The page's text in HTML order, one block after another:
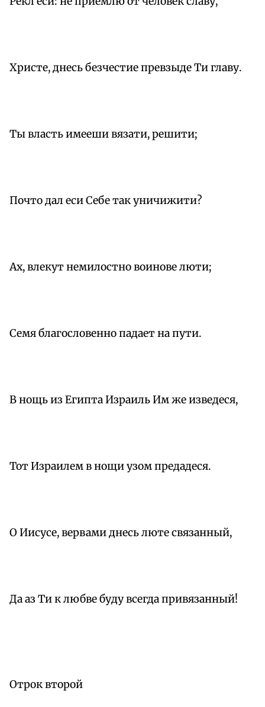
Христе, днесь безчестие превзыде Ти главу.
Ты власть имееши вязати, решити;
Почто дал еси Себе так уничижити?
Ах, влекут немилостно воинове люти;
Семя благословенно падает на пути.
В нощь из Египта Израиль Им же изведеся,
Тот Израилем в нощи узом предадеся.
О Иисусе, вервами днесь люте связанный,
Да аз Ти к любве буду всегда привязанный!
Отрок второй